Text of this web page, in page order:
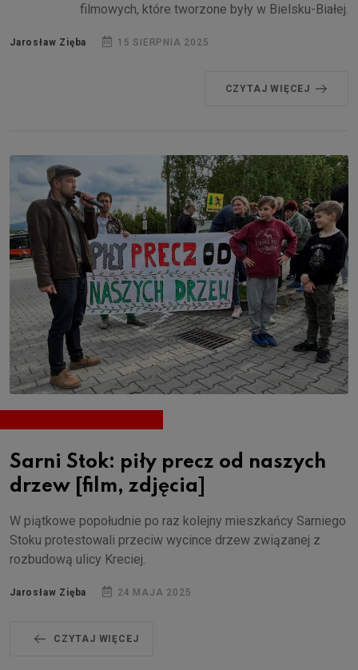
filmowych, które tworzone były w Bielsku-Białej.
Jarosław Zięba 15 SIERPNIA 2025
CZYTAJ WIĘCEJ
Sarni Stok: piły precz od naszych
drzew [film, zdjęcia]
W piątkowe popołudnie po raz kolejny mieszkańcy Sarniego
Stoku protestowali przeciw wycince drzew związanej z
rozbudową ulicy Kreciej.
Jarosław Zięba 24 MAJA 2025
CZYTAJ WIĘCEJ